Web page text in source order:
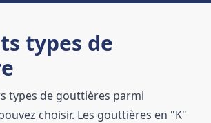
types de
types de gouttières parmi
choisir. Les gouttières en "K"